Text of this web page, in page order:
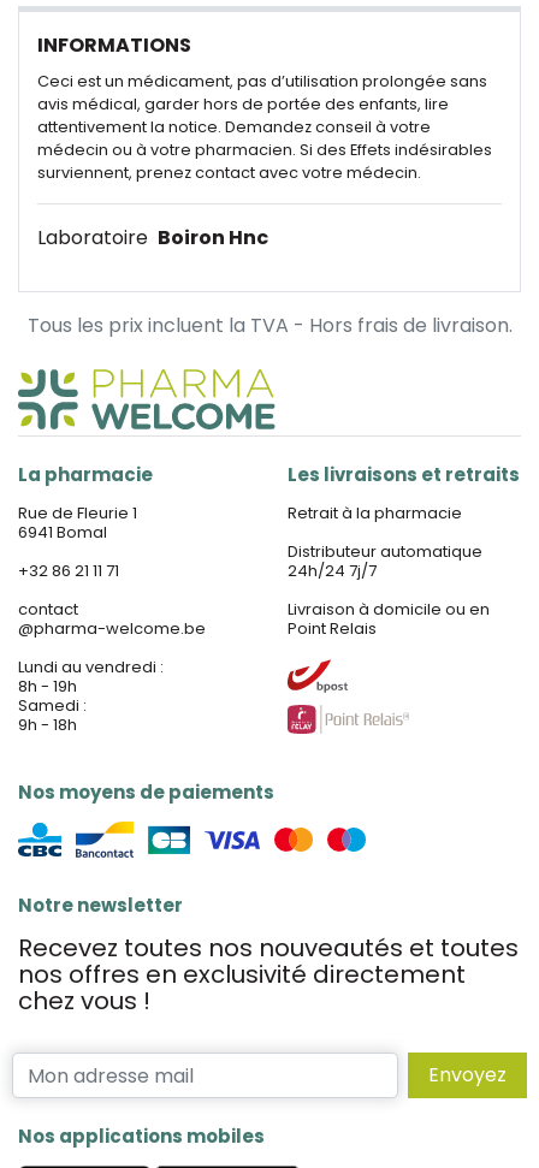
INFORMATIONS
Ceci est un médicament, pas d’utilisation prolongée sans
avis médical, garder hors de portée des enfants, lire
attentivement la notice. Demandez conseil à votre
médecin ou à votre pharmacien. Si des Effets indésirables
surviennent, prenez contact avec votre médecin.
Laboratoire Boiron Hnc
Tous les prix incluent la TVA - Hors frais de livraison.
La pharmacie
Rue de Fleurie 1
6941 Bomal
+32 86 21 11 71
contact
@pharma-welcome.be
Lundi au vendredi :
8h - 19h
Samedi :
9h - 18h
Nos moyens de paiements
Les livraisons et retraits
Retrait à la pharmacie
Distributeur automatique
24h/24 7j/7
Livraison à domicile ou en
Point Relais
Notre newsletter
Recevez toutes nos nouveautés et toutes
nos offres en exclusivité directement
chez vous !
Envoyez
Nos applications mobiles